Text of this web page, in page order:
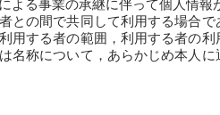
よる事業の承継に伴って個人情報
との間で共同して利用する場合
用する者の範囲，利用する者の
名称について，あらかじめ本人